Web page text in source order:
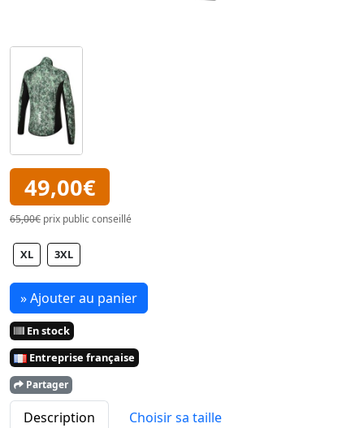
49,00€
65,00€ prix public conseillé
XL 3XL
» Ajouter au panier
En stock
Entreprise française
Partager
Description
Choisir sa taille